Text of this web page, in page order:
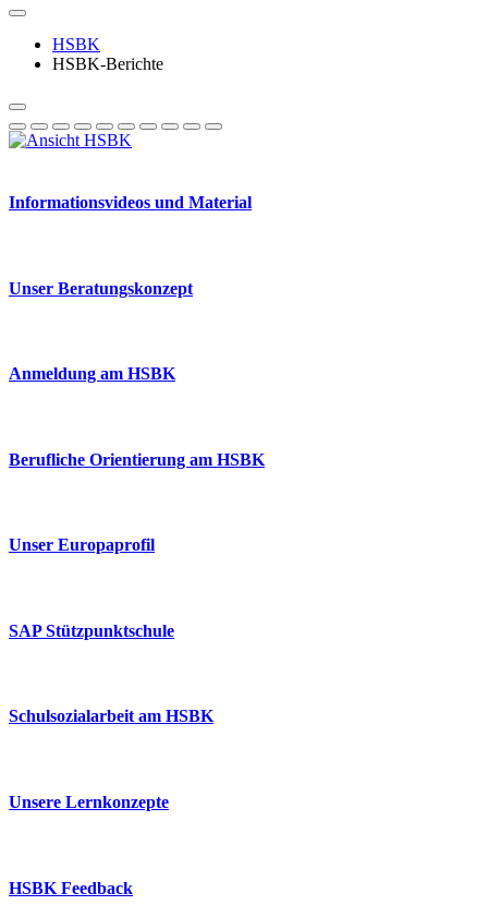
HSBK
HSBK-Berichte
Informationsvideos und Material
Unser Beratungskonzept
Anmeldung am HSBK
Berufliche Orientierung am HSBK
Unser Europaprofil
SAP Stützpunktschule
Schulsozialarbeit am HSBK
Unsere Lernkonzepte
HSBK Feedback